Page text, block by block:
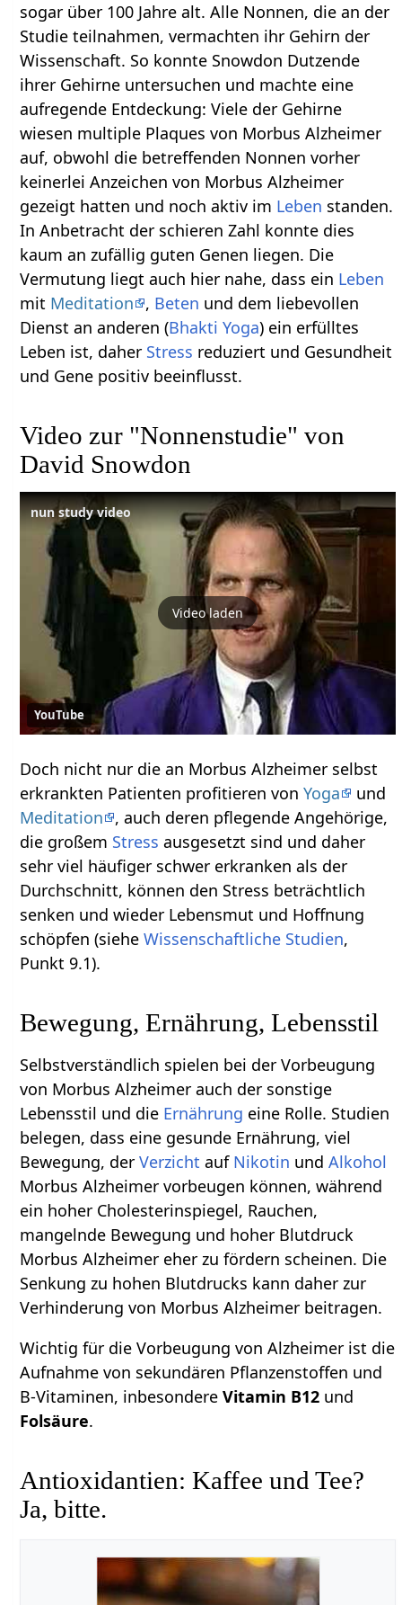
sogar über 100 Jahre alt. Alle Nonnen, die an der
Studie teilnahmen, vermachten ihr Gehirn der
Wissenschaft. So konnte Snowdon Dutzende
ihrer Gehirne untersuchen und machte eine
aufregende Entdeckung: Viele der Gehirne
wiesen multiple Plaques von Morbus Alzheimer
auf, obwohl die betreffenden Nonnen vorher
keinerlei Anzeichen von Morbus Alzheimer
gezeigt hatten und noch aktiv im Leben standen.
In Anbetracht der schieren Zahl konnte dies
kaum an zufällig guten Genen liegen. Die
Vermutung liegt auch hier nahe, dass ein Leben
mit Meditation , Beten und dem liebevollen
Dienst an anderen (Bhakti Yoga) ein erfülltes
Leben ist, daher Stress reduziert und Gesundheit
und Gene positiv beeinflusst.
Video zur "Nonnenstudie" von
David Snowdon
nun study video
Video laden
YouTube
Doch nicht nur die an Morbus Alzheimer selbst
erkrankten Patienten profitieren vonYoga
und
Meditation
, auch deren pflegende Angehörige,
die großem Stress ausgesetzt sind und daher
sehr viel häufiger schwer erkranken als der
Durchschnitt, können den Stress beträchtlich
senken und wieder Lebensmut und Hoffnung
schöpfen (sieheWissenschaftliche Studien,
Punkt 9.1).
Bewegung, Ernährung, Lebensstil
Selbstverständlich spielen bei der Vorbeugung
von Morbus Alzheimer auch der sonstige
Lebensstil und die Ernährung eine Rolle. Studien
belegen, dass eine gesunde Ernährung, viel
Bewegung, derVerzicht auf Nikotin undAlkohol
Morbus Alzheimer vorbeugen können, während
ein hoher Cholesterinspiegel, Rauchen,
mangelnde Bewegung und hoher Blutdruck
Morbus Alzheimer eher zu fördern scheinen. Die
Senkung zu hohen Blutdrucks kann daher zur
Verhinderung von Morbus Alzheimer beitragen.
Wichtig für die Vorbeugung von Alzheimer ist die
Aufnahme von sekundären Pflanzenstoffen und
B-Vitaminen, inbesondereVitamin B12 und
Folsäure.
Antioxidantien: Kaffee und Tee?
Ja, bitte.